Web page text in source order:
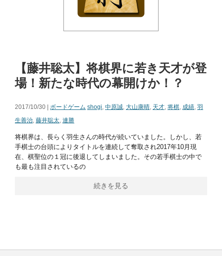
【藤井聡太】将棋界に若き天才が登
場！新たな時代の幕開けか！？
2017/10/30 | ボードゲーム shogi, 中原誠, 大山康晴, 天才, 将棋, 成績, 羽
生善治, 藤井聡太, 連勝
将棋界は、長らく羽生さんの時代が続いていました。しかし、若
手棋士の台頭によりタイトルを連続して奪取され2017年10月現
在、棋聖位の１冠に後退してしまいました。その若手棋士の中で
も最も注目されているの
続きを見る